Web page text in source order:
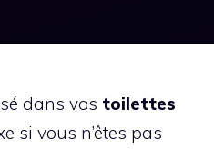
dans vos toilettes
si vous n’êtes pas